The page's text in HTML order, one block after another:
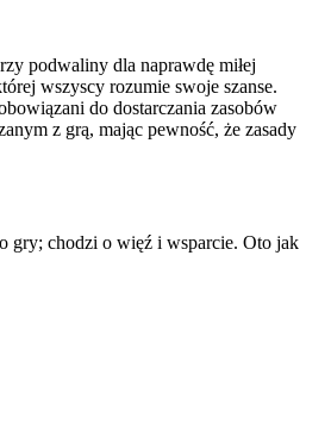
podwaliny dla naprawdę miłej
wszyscy rozumie swoje szanse.
do dostarczania zasobów
z grą, mając pewność, że zasady
gry; chodzi o więź i wsparcie. Oto jak